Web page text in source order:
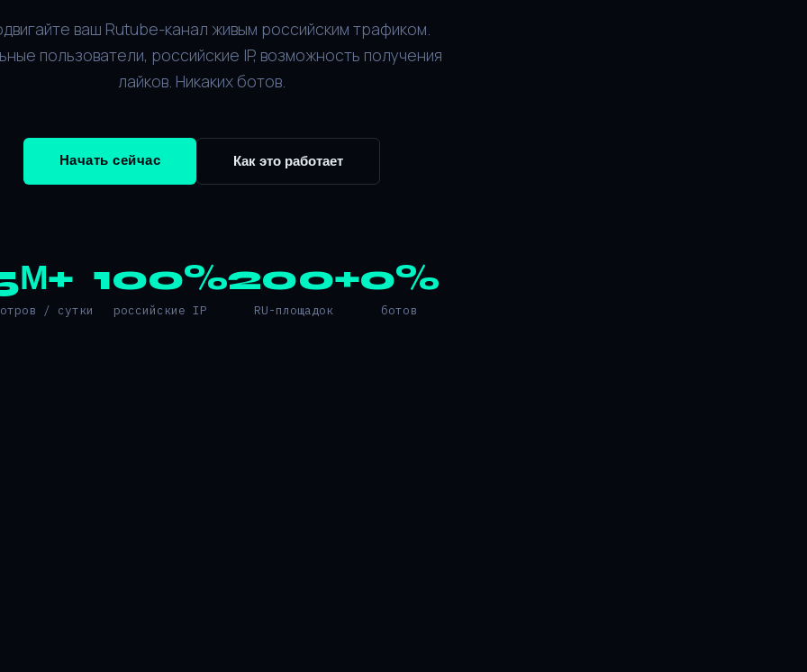
ваш Rutube-канал живым российским трафиком.
пользователи, российские IP, возможность получения
лайков. Никаких ботов.
Начать сейчас Как это работает
/ сутки
100%
российские IP
200+
RU-площадок
0%
ботов